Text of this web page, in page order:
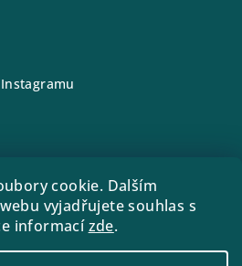
cookie. Dalším
vyjadřujete souhlas s
informacízde.